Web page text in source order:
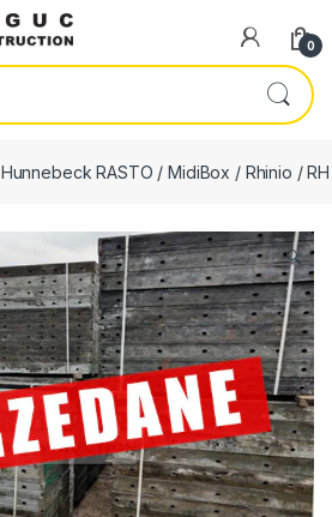
0
Hunnebeck RASTO / MidiBox / Rhinio / RH
🔍